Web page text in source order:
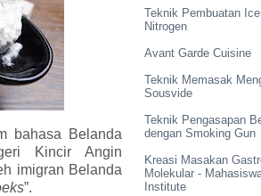
bahasa Belanda
Kincir Angin
imigran Belanda
”.
Teknik Pembuatan
Nitrogen
Avant Garde Cuisine
Teknik Memasak
Sousvide
Teknik Pengasapan
dengan Smoking Gun
Kreasi Masakan
Molekular -
Institute